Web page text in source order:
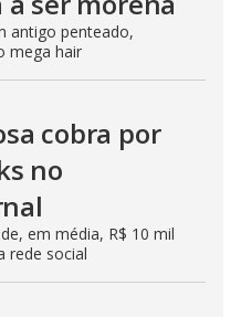
antigo penteado,
mega hair
cobra por
no
em média, R$ 10 mil
rede social